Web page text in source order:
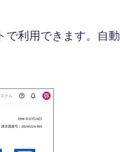
で利用できます。自動